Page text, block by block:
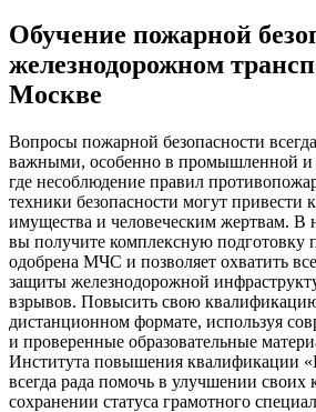
Обучение пожарной
железнодорожном
Москве
Вопросы пожарной безопасности
важными, особенно в промышленной и
где несоблюдение правил
техники безопасности могут
имущества и человеческим жертвам. В
вы получите комплексную подготовку
одобрена МЧС и позволяет охватить
защиты железнодорожной
взрывов. Повысить свою
дистанционном формате, используя
и проверенные образовательные
Института повышения
всегда рада помочь в улучшении своих
сохранении статуса грамотного